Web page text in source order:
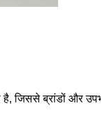
है, जिससे ब्रांडों और